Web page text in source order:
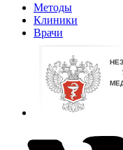
Методы
Клиники
Врачи